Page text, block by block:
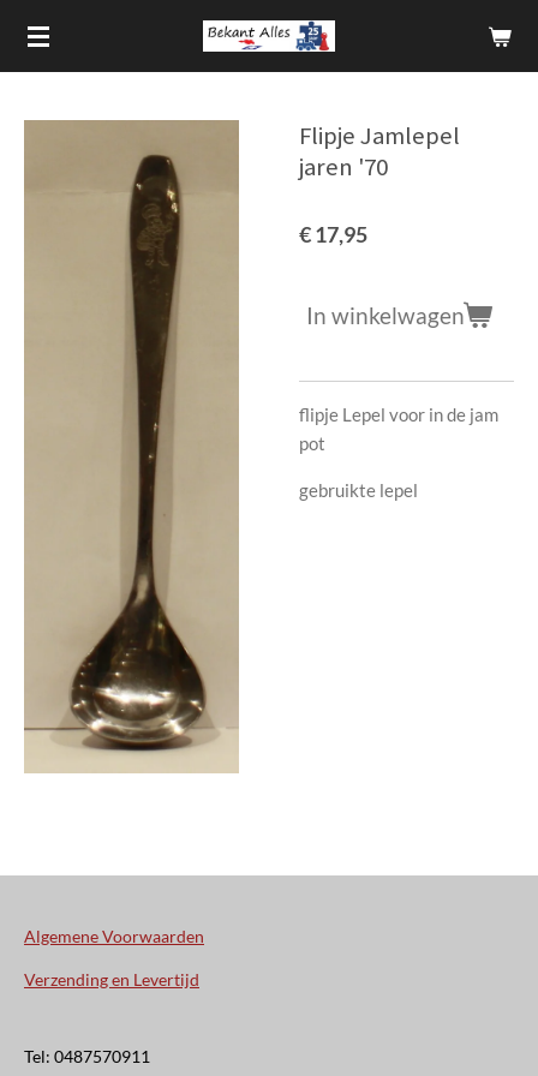
Ga
direct
Flipje Jamlepel
jaren '70
€ 17,95
In winkelwagen
flipje Lepel voor in de jam
pot
gebruikte lepel
Algemene Voorwaarden
Verzending en Levertijd
Tel: 0487570911